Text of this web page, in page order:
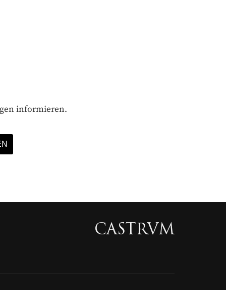
informieren.
CASTRVM